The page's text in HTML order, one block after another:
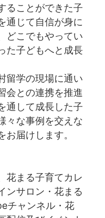
ることができた子
通じて自信が身に
どこでもやってい
た子どもへと成長
留学の現場に通い
会との連携を推進
通して成長した子
々な事例を交えな
届けします。
花まる子育てカレ
ンサロン・花まる
チャンネル・花